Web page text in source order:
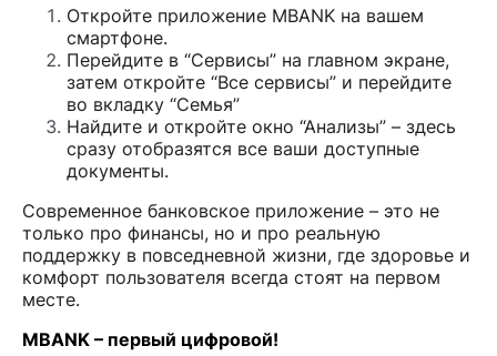
Откройте приложение MBANK на вашем
смартфоне.
Перейдите в “Сервисы” на главном экране,
затем откройте “Все сервисы” и перейдите
во вкладку “Семья”
Найдите и откройте окно “Анализы” – здесь
сразу отобразятся все ваши доступные
документы.
Современное банковское приложение – это не
только про финансы, но и про реальную
поддержку в повседневной жизни, где здоровье и
комфорт пользователя всегда стоят на первом
месте.
MBANK – первый цифровой!